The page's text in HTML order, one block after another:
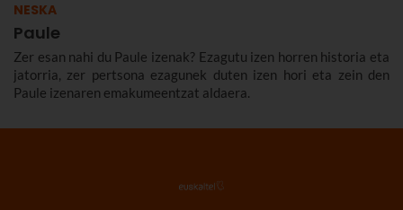
NESKA
Paule
Zer esan nahi du Paule izenak? Ezagutu izen horren historia eta
jatorria, zer pertsona ezagunek duten izen hori eta zein den
Paule izenaren emakumeentzat aldaera.